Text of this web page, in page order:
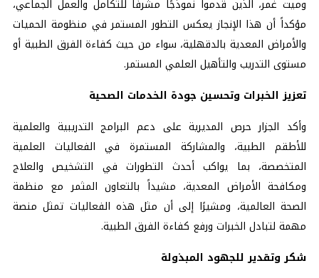
وميت غمر، الذين قدموا نموذجًا مشرفًا للتكامل والعمل الجماعي،
مؤكداً أن هذا الإنجاز يعكس التطور المستمر في منظومة الحميات
والأمراض المعدية بالدقهلية، سواء من حيث كفاءة الفرق الطبية أو
مستوى التدريب والتأهيل العلمي المستمر.
تعزيز الخبرات وتحسين جودة الخدمات الصحية
وأكد الجزار حرص المديرية على دعم البرامج التدريبية والعلمية
للأطقم الطبية، والمشاركة المستمرة في الفعاليات العلمية
المتخصصة، بما يواكب أحدث التطورات في التشخيص والعلاج
ومكافحة الأمراض المعدية، مشيداً بالتعاون المثمر مع منظمة
الصحة العالمية، ومشيرًا إلى أن مثل هذه الفعاليات تمثل منصة
مهمة لتبادل الخبرات ورفع كفاءة الفرق الطبية.
شكر وتقدير للجهود المبذولة